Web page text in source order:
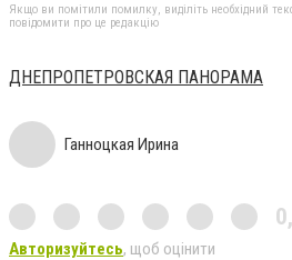
Якщо ви помітили помилку, виділіть необхідний
повідомити про це редакцію
ДНЕПРОПЕТРОВСКАЯ ПАНОРАМА
Ганноцкая Ирина
Авторизуйтесь, щоб оцінити